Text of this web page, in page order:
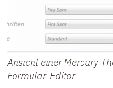
Ansicht einer Mercury
Formular-Editor